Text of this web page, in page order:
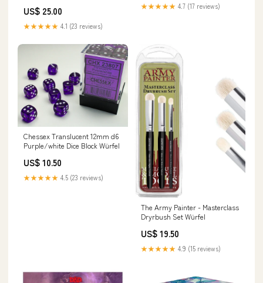
US$ 25.00
★★★★★ 4.1 (23 reviews)
★★★★★ 4.7 (17 reviews)
Chessex Translucent 12mm d6
Purple/white Dice Block Würfel
US$ 10.50
★★★★★ 4.5 (23 reviews)
The Army Painter - Masterclass
Dryrbush Set Würfel
US$ 19.50
★★★★★ 4.9 (15 reviews)